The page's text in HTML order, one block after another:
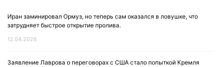
Иран заминировал Ормуз, но теперь сам оказался в ловушке, что
затрудняет быстрое открытие пролива.
12.04.2026
Заявление Лаврова о переговорах с США стало попыткой Кремля